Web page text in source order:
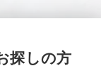
探しの方